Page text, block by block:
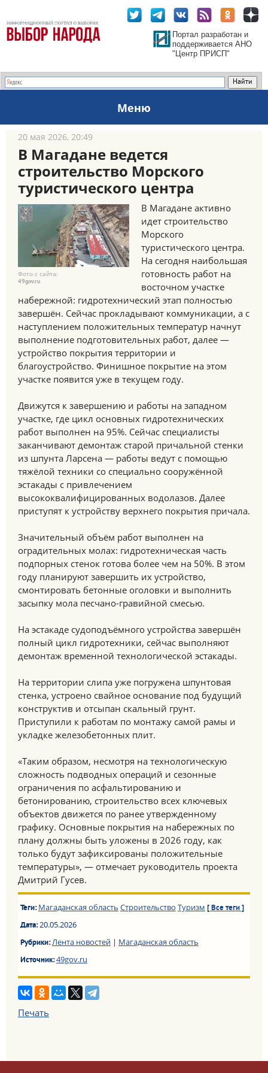
Портал разработан и
поддерживается АНО
"Центр ПРИСП"
Меню
20 мая 2026, 20:49
В Магадане ведется
строительство Морского
туристического центра
Фото с сайта:
49gov.ru
В Магадане активно
идет строительство
Морского
туристического центра.
На сегодня наибольшая
готовность работ на
восточном участке
набережной: гидротехнический этап полностью
завершён. Сейчас прокладывают коммуникации, а с
наступлением положительных температур начнут
выполнение подготовительных работ, далее —
устройство покрытия территории и
благоустройство. Финишное покрытие на этом
участке появится уже в текущем году.
Движутся к завершению и работы на западном
участке, где цикл основных гидротехнических
работ выполнен на 95%. Сейчас специалисты
заканчивают демонтаж старой причальной стенки
из шпунта Ларсена — работы ведут с помощью
тяжёлой техники со специально сооружённой
эстакады с привлечением
высококвалифицированных водолазов. Далее
приступят к устройству верхнего покрытия причала.
Значительный объём работ выполнен на
оградительных молах: гидротехническая часть
подпорных стенок готова более чем на 50%. В этом
году планируют завершить их устройство,
смонтировать бетонные оголовки и выполнить
засыпку мола песчано-гравийной смесью.
На эстакаде судоподъёмного устройства завершён
полный цикл гидротехники, сейчас выполняют
демонтаж временной технологической эстакады.
На территории слипа уже погружена шпунтовая
стенка, устроено свайное основание под будущий
конструктив и отсыпан скальный грунт.
Приступили к работам по монтажу самой рамы и
укладке железобетонных плит.
«Таким образом, несмотря на технологическую
сложность подводных операций и сезонные
ограничения по асфальтированию и
бетонированию, строительство всех ключевых
объектов движется по ранее утвержденному
графику. Основные покрытия на набережных по
плану должны быть уложены в 2026 году, как
только будут зафиксированы положительные
температуры», — отмечает руководитель проекта
Дмитрий Гусев.
Теги: Магаданская область Строительство Туризм [ Все теги ]
Дата:20.05.2026
Рубрики:Лента новостей| Магаданская область
Источник:49gov.ru
Печать